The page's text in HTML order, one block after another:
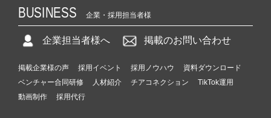
BUSINESS 企業・採用担当者様
企業担当者様へ 掲載のお問い合わせ
掲載企業様の声 採用イベント 採用ノウハウ
資料ダウンロード
ベンチャー合同研修
人材紹介 チアコネクション
TikTok運用
動画制作
採用代行